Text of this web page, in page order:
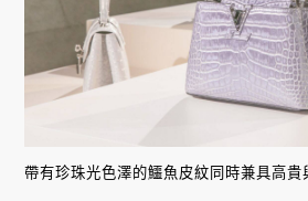
帶有珍珠光色澤的鱷魚皮紋同時兼具高貴